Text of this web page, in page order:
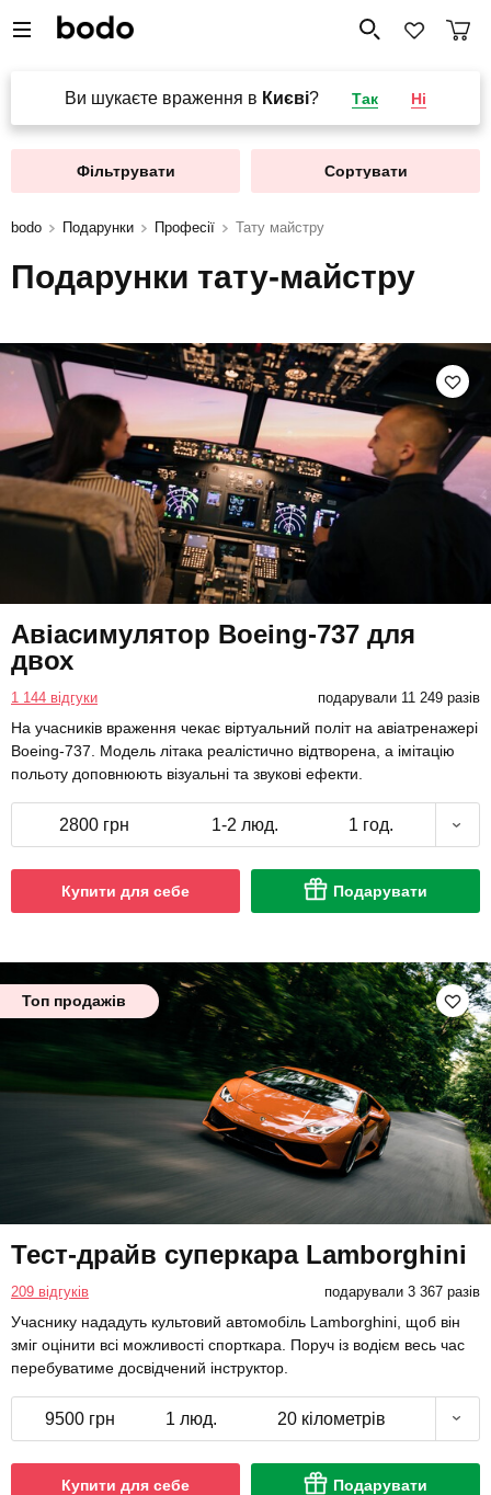
Ви шукаєте враження в Києві? Так Ні
Фільтрувати Сортувати
bodo Подарунки Професії Тату майстру
Подарунки тату-майстру
Авіасимулятор Boeing-737 для
двох
1 144 відгуки подарували 11 249 разів
На учасників враження чекає віртуальний політ на авіатренажері
Boeing-737. Модель літака реалістично відтворена, а імітацію
польоту доповнюють візуальні та звукові ефекти.
2800 грн 1-2 люд. 1 год.
Купити для себе Подарувати
Топ продажів
Тест-драйв суперкара Lamborghini
209 відгуків подарували 3 367 разів
Учаснику нададуть культовий автомобіль Lamborghini, щоб він
зміг оцінити всі можливості спорткара. Поруч із водієм весь час
перебуватиме досвідчений інструктор.
9500 грн 1 люд. 20 кілометрів
Купити для себе Подарувати